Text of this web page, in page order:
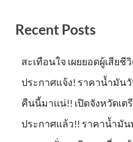
Recent Posts
สะเทือนใจ เผยยอดผู้เสีย
ประกาศแจ้ง! ราคาน้ำมันวั
คืนนี้มาแน่!! เปิดจังหวัดเ
ประกาศแล้ว!! ราคาน้ำมัน